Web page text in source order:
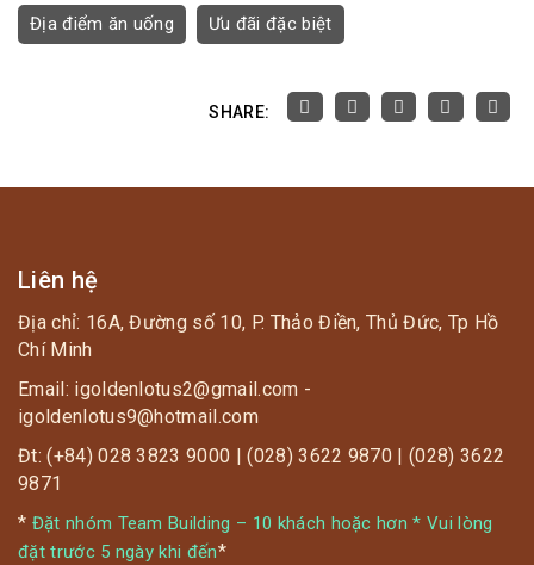
Địa điểm ăn uống Ưu đãi đặc biệt
SHARE:
Liên hệ
Địa chỉ: 16A, Đường số 10, P. Thảo Điền, Thủ Đức, Tp Hồ
Chí Minh
Email: igoldenlotus2@gmail.com -
igoldenlotus9@hotmail.com
Đt: (+84) 028 3823 9000 | (028) 3622 9870 | (028) 3622
9871
* Đặt nhóm Team Building – 10 khách hoặc hơn * Vui lòng
đặt trước 5 ngày khi đến*